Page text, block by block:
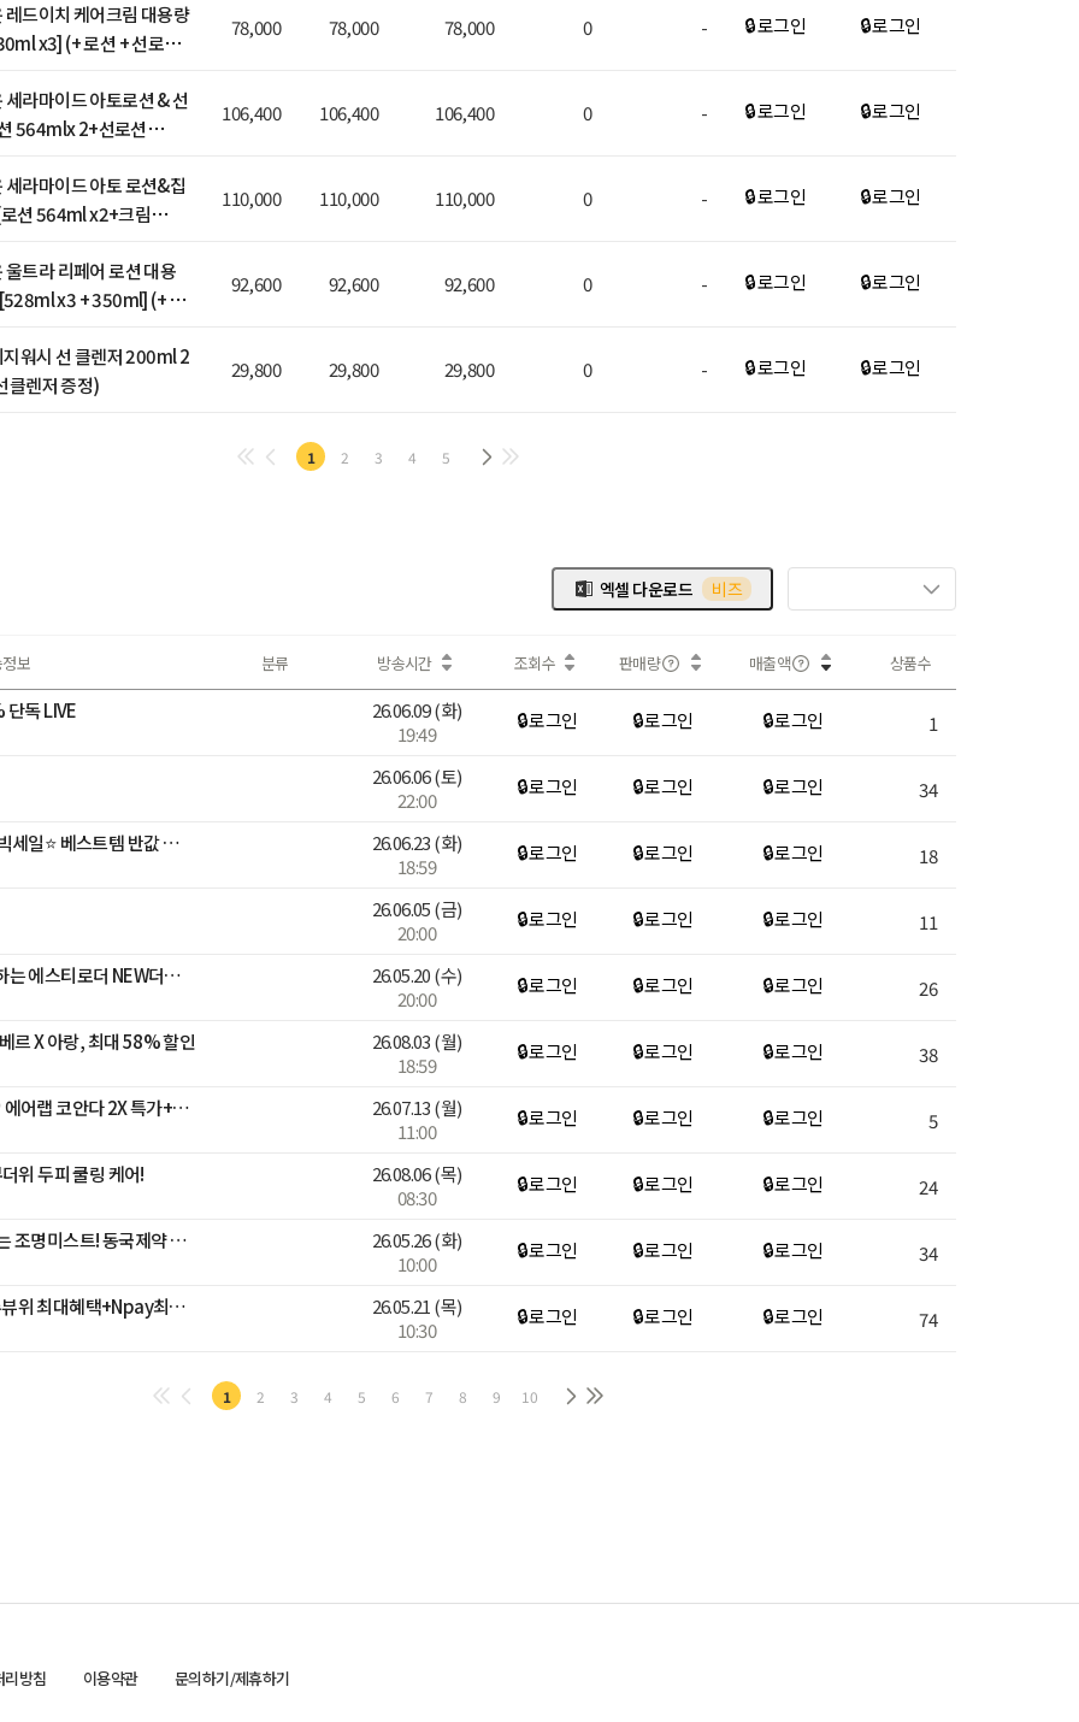
드이치 케어크림 대용량
x3] (+ 로션 + 선로션
78,000 78,000 78,000 0 - 🔒 로그인 🔒 로그인
라마이드 아토로션 & 선
564mlx 2+선로션
106,400 106,400 106,400 0 - 🔒 로그인 🔒 로그인
라마이드 아토 로션&집
션 564ml x2+크림
110,000 110,000 110,000 0 - 🔒 로그인 🔒 로그인
트라 리페어 로션 대용
x3 + 350ml] (+ 로
92,600 92,600 92,600 0 - 🔒 로그인 🔒 로그인
워시 선 클렌저 200ml 2
클렌저 증정)
29,800 29,800 29,800 0 - 🔒 로그인 🔒 로그인
1 2 3 4 5
엑셀 다운로드 비즈
보 분류 방송시간 조회수 판매량 매출액 상품수
독 LIVE 26.06.09(화)
19:49
🔒 로그인 🔒 로그인 🔒 로그인 1
26.06.06(토)
22:00
🔒 로그인 🔒 로그인 🔒 로그인 34
심플리웍스 상반기 감사제 빅세일⭐️ 베스트템 반값 특가+굿유자밤 론칭🍋 26.06.23(화)
18:59
🔒 로그인 🔒 로그인 🔒 로그인 18
26.06.05(금)
20:00
🔒 로그인 🔒 로그인 🔒 로그인 11
인플루언서 유트루가 소개하는 에스티로더 NEW더블웨어 파운데이션! 스테디셀러 갈색병까지! 역대급 최저가로 소개합니다! 26.05.20(수)
20:00
🔒 로그인 🔒 로그인 🔒 로그인 26
르 X 아랑, 최대 58% 할인 26.08.03(월)
18:59
🔒 로그인 🔒 로그인 🔒 로그인 38
까사림X다이슨 앵콜마켓🤍 에어랩 코안다 2X 특가+트래블 파우치 증정! 26.07.13(월)
11:00
🔒 로그인 🔒 로그인 🔒 로그인 5
위 두피 쿨링 케어! 26.08.06(목)
08:30
🔒 로그인 🔒 로그인 🔒 로그인 24
✨유리하다 프렌즈✨#뿌리는 조명미스트! 동국제약 역작 CJ 최초론칭! 26.05.26(화)
10:00
🔒 로그인 🔒 로그인 🔒 로그인 34
설화수💎1년에한번 메가슈뷰위 최대혜택+Npay최대6%적립+한정판! 26.05.21 (목)
10:30
🔒 로그인 🔒 로그인 🔒 로그인 74
1 2 3 4 5 6 7 8 9 10
리방침 이용약관 문의하기/제휴하기